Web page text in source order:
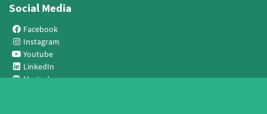
Social Media
Facebook
Instagram
Youtube
LinkedIn
Mastodon